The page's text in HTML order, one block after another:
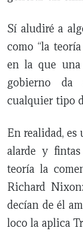
Sí aludiré a
como “la
en la que
gobierno da
cualquier tipo
En realidad, es
alarde y
teoría la
Richard
decían de él
loco la aplica